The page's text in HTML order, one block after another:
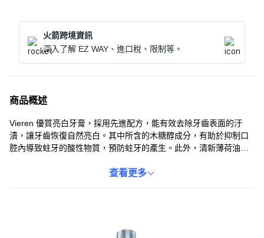
火箭跨境資訊
深入了解 EZ WAY、進口稅、限制等。
商品概述
Vieren 優質亮白牙膏，採用先進配方，能有效去除牙齒表面的汙
漬，讓牙齒恢復自然亮白。其中所含的木糖醇成分，有助於抑制口
腔內導致蛀牙的酸性物質，預防蛀牙的產生。此外，清新薄荷油的
自信。每天使用，讓您的笑容更加燦爛，展現健康自信的魅力。本
查看更多